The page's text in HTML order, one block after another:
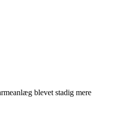
blevet stadig mere